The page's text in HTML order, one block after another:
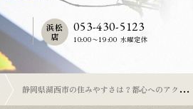
053-430-5123
10:00〜19:00 水曜定休
浜松
店
静岡県湖西市の住みやすさは？都心へのアクセ